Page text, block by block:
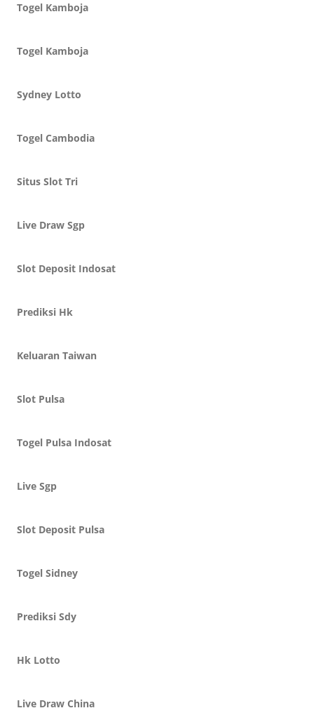
Togel Kamboja
Togel Kamboja
Sydney Lotto
Togel Cambodia
Situs Slot Tri
Live Draw Sgp
Slot Deposit Indosat
Prediksi Hk
Keluaran Taiwan
Slot Pulsa
Togel Pulsa Indosat
Live Sgp
Slot Deposit Pulsa
Togel Sidney
Prediksi Sdy
Hk Lotto
Live Draw China